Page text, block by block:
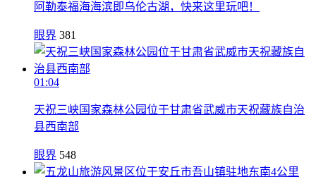
阿勒泰福海海滨即乌伦古湖，快来这里玩吧！
眼界 381
01:04
天祝三峡国家森林公园位于甘肃省武威市天祝藏族自治
县西南部
眼界 548